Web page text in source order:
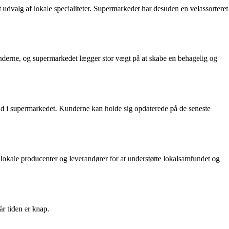
af lokale specialiteter. Supermarkedet har desuden en velassorteret
og supermarkedet lægger stor vægt på at skabe en behagelig og
Kunderne kan holde sig opdaterede på de seneste
producenter og leverandører for at understøtte lokalsamfundet og
tiden er knap.